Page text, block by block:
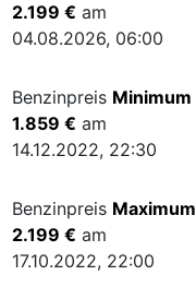
2.199 € am
04.08.2026, 06:00
Benzinpreis Minimum
1.859 € am
14.12.2022, 22:30
Benzinpreis Maximum
2.199 € am
17.10.2022, 22:00